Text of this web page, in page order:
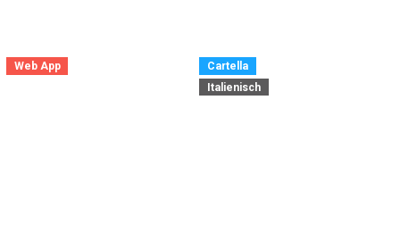
Web App
Cartella
Italienisch